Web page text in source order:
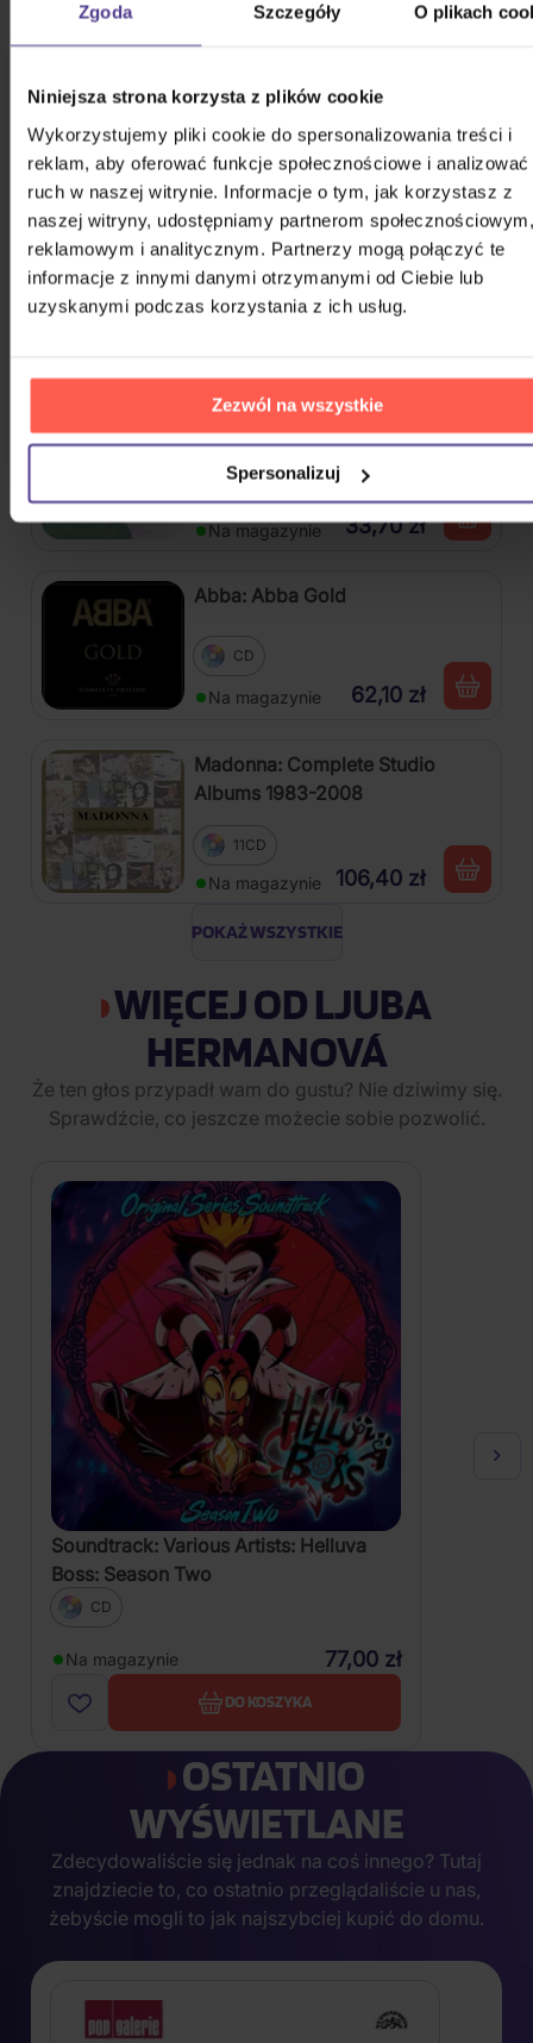
Zgoda Szczegóły O plikach
Niniejsza strona korzysta z plików cookie
Wykorzystujemy pliki cookie do spersonalizowania treści i
reklam, aby oferować funkcje społecznościowe i analizować
ruch w naszej witrynie. Informacje o tym, jak korzystasz z
naszej witryny, udostępniamy partnerom społecznościowym,
reklamowym i analitycznym. Partnerzy mogą połączyć te
informacje z innymi danymi otrzymanymi od Ciebie lub
uzyskanymi podczas korzystania z ich usług.
Zezwól na wszystkie
Spersonalizuj
Zagorová Hana: Zlatá kolekce, S
Na magazynie 97,70 zł
Bartošová Iveta: Platinum
Collection
3CD
Rottrová Marie - Všechno
nejlepší...
Na magazynie 33,70 zł
Abba: Abba Gold
CD
Na magazynie 62,10 zł
Madonna: Complete Studio
Albums 1983-2008
11CD
Na magazynie 106,40 zł
POKAŻ WSZYSTKIE
WIĘCEJ OD LJUBA
HERMANOVÁ
Że ten głos przypadł wam do gustu? Nie dziwimy się.
Sprawdźcie, co jeszcze możecie sobie pozwolić.
Soundtrack: Various Artists: Helluva
Boss: Season Two
CD
Na magazynie 77,00 zł
DO KOSZYKA
OSTATNIO
WYŚWIETLANE
Zdecydowaliście się jednak na coś innego? Tutaj
znajdziecie to, co ostatnio przeglądaliście u nas,
żebyście mogli to jak najszybciej kupić do domu.